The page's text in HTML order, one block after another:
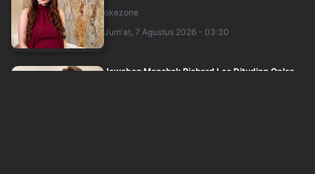
okezone
Jum'at, 7 Agustus 2026 - 03:30
Jawaban Menohok Richard Lee Dituding Oplos